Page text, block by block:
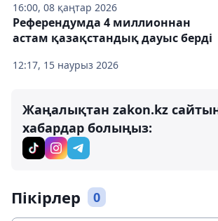
16:00, 08 қаңтар 2026
12:17, 15 наурыз 2026
Референдумда 4 миллионнан
астам қазақстандық дауыс берді
Жаңалықтан zakon.kz
хабардар болыңыз:
Пікірлер 0